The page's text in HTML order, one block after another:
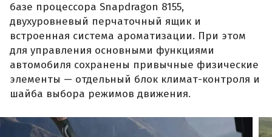
базе процессора Snapdragon 8155,
двухуровневый перчаточный ящик и
встроенная система ароматизации. При этом
для управления основными функциями
автомобиля сохранены привычные физические
элементы — отдельный блок климат-контроля и
шайба выбора режимов движения.